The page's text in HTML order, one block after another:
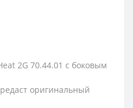
2G 70.44.01 с боковым
оригинальный